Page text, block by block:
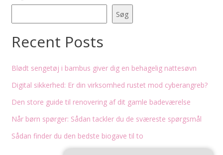
Søg
Recent Posts
Blødt sengetøj i bambus giver dig en behagelig nattesøvn
Digital sikkerhed: Er din virksomhed rustet mod cyberangreb?
Den store guide til renovering af dit gamle badeværelse
Når børn spørger: Sådan tackler du de sværeste spørgsmål
Sådan finder du den bedste biogave til to